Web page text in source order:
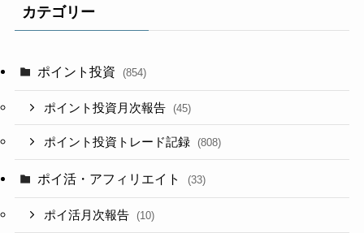
カテゴリー
ポイント投資 (854)
ポイント投資月次報告 (45)
ポイント投資トレード記録 (808)
ポイ活・アフィリエイト (33)
ポイ活月次報告 (10)